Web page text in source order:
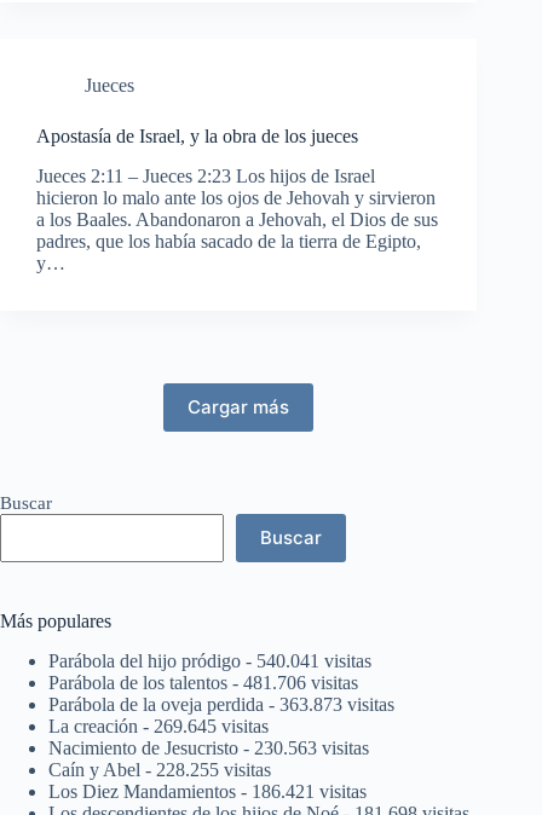
Jueces
Apostasía de Israel, y la obra de los jueces
Jueces 2:11 – Jueces 2:23 Los hijos de Israel
hicieron lo malo ante los ojos de Jehovah y sirvieron
a los Baales. Abandonaron a Jehovah, el Dios de sus
padres, que los había sacado de la tierra de Egipto,
y…
Cargar más
Buscar
Buscar
Más populares
Parábola del hijo pródigo - 540.041 visitas
Parábola de los talentos - 481.706 visitas
Parábola de la oveja perdida - 363.873 visitas
La creación - 269.645 visitas
Nacimiento de Jesucristo - 230.563 visitas
Caín y Abel - 228.255 visitas
Los Diez Mandamientos - 186.421 visitas